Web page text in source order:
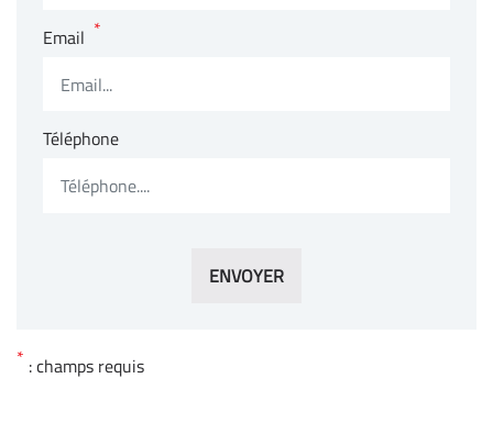
Email *
Téléphone
ENVOYER
* : champs requis